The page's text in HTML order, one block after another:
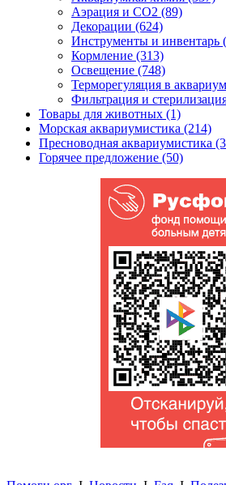
Аэрация и CO2 (89)
Декорации (624)
Инструменты и инвентарь
Кормление (313)
Освещение (748)
Терморегуляция в
Фильтрация и
Товары для животных (1)
Морская аквариумистика (214)
Пресноводная аквариумистика
Горячее предложение (50)